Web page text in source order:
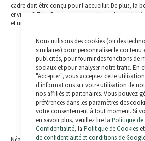
Nous utilisons des cookies (ou des
similaires) pour personnaliser le contenu
publicités, pour fournir des fonctions de
sociaux et pour analyser notre trafic. En
"Accepter", vous acceptez cette
d'informations sur votre utilisation de
nos affiliés et partenaires. Vous pouvez
préférences dans les paramètres des
votre consentement à tout moment. Si
en savoir plus, veuillez lire la Politique de
Confidentialité, la Politique de Cookies
de confidentialité et conditions de Google
cadre doit être conçu pour l'accueillir. De plus, la
environ 2,7 kg. En comparaison, le poids
et un dérailleur arrière pèse autour de 384 grammes.
Néanmoins, il faut rappeler que la boîte de vitesses